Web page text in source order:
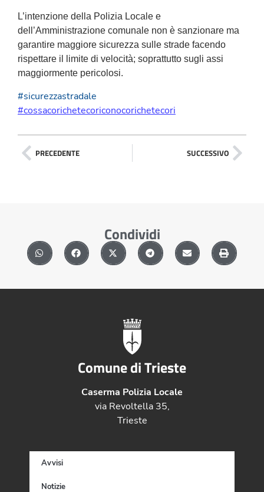
L’intenzione della Polizia Locale e
dell’Amministrazione comunale non è sanzionare ma
garantire maggiore sicurezza sulle strade facendo
rispettare il limite di velocità; soprattutto sugli assi
maggiormente pericolosi.
#sicurezzastradale
#cossacorichetecoriconocorichetecori
PRECEDENTE SUCCESSIVO
Condividi
Comune di Trieste
Caserma Polizia Locale
via Revoltella 35,
Trieste
Avvisi
Notizie